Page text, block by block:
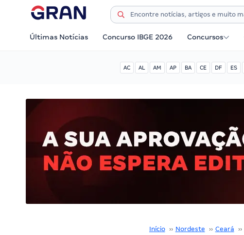
Últimas Notícias Concurso IBGE 2026 Concursos
AC AL AM AP BA CE DF ES
Início ›› Nordeste ›› Ceará ››